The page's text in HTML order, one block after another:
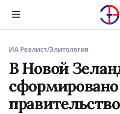
Menu
ИА Реалист/Элитология
В Новой
сформировано
правительство